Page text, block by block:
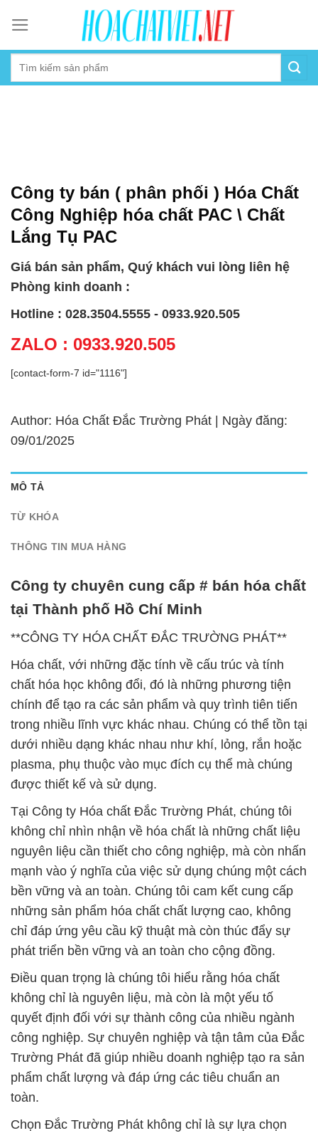
content
Công ty bán ( phân phối ) Hóa Chất
Công Nghiệp hóa chất PAC \ Chất
Lắng Tụ PAC
Giá bán sản phẩm, Quý khách vui lòng liên hệ
Phòng kinh doanh :
Hotline : 028.3504.5555 - 0933.920.505
ZALO : 0933.920.505
[contact-form-7 id="1116"]
Author: Hóa Chất Đắc Trường Phát | Ngày đăng:
09/01/2025
MÔ TẢ
TỪ KHÓA
THÔNG TIN MUA HÀNG
Công ty chuyên cung cấp # bán hóa chất
tại Thành phố Hồ Chí Minh
**CÔNG TY HÓA CHẤT ĐẮC TRƯỜNG PHÁT**
Hóa chất, với những đặc tính về cấu trúc và tính
chất hóa học không đổi, đó là những phương tiện
chính để tạo ra các sản phẩm và quy trình tiên tiến
trong nhiều lĩnh vực khác nhau. Chúng có thể tồn tại
dưới nhiều dạng khác nhau như khí, lỏng, rắn hoặc
plasma, phụ thuộc vào mục đích cụ thể mà chúng
được thiết kế và sử dụng.
Tại Công ty Hóa chất Đắc Trường Phát, chúng tôi
không chỉ nhìn nhận về hóa chất là những chất liệu
nguyên liệu cần thiết cho công nghiệp, mà còn nhấn
mạnh vào ý nghĩa của việc sử dụng chúng một cách
bền vững và an toàn. Chúng tôi cam kết cung cấp
những sản phẩm hóa chất chất lượng cao, không
chỉ đáp ứng yêu cầu kỹ thuật mà còn thúc đẩy sự
phát triển bền vững và an toàn cho cộng đồng.
Điều quan trọng là chúng tôi hiểu rằng hóa chất
không chỉ là nguyên liệu, mà còn là một yếu tố
quyết định đối với sự thành công của nhiều ngành
công nghiệp. Sự chuyên nghiệp và tận tâm của Đắc
Trường Phát đã giúp nhiều doanh nghiệp tạo ra sản
phẩm chất lượng và đáp ứng các tiêu chuẩn an
toàn.
Chọn Đắc Trường Phát không chỉ là sự lựa chọn